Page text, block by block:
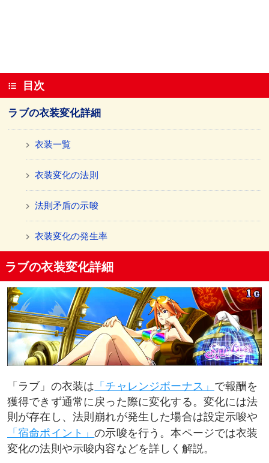
目次
ラブの衣装変化詳細
衣装一覧
衣装変化の法則
法則矛盾の示唆
衣装変化の発生率
ラブの衣装変化詳細
「ラブ」の衣装は 「チャレンジボーナス」 で報酬を
獲得できず通常に戻った際に変化する。変化には法
則が存在し、法則崩れが発生した場合は設定示唆や
「宿命ポイント」の示唆を行う。本ページでは衣装
変化の法則や示唆内容などを詳しく解説。